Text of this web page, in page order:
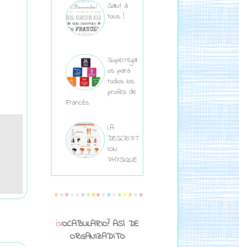
Salut à
tous !
Superregal
os para
todos los
profes de
Francés
LA
DESCRIPT
ION
PHYSIQUE
¿VOCABULARIO? ASÍ DE
ORGANIZADITO